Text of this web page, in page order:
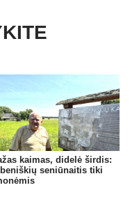
kaimas, didelė širdis:
seniūnaitis tiki